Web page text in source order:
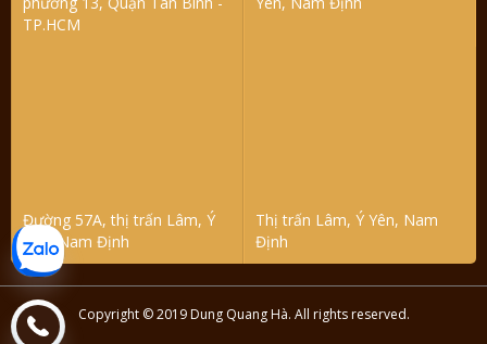
TP.HCM
Đường 57A, thị trấn Lâm, Ý
Yên, Nam Định
Thị trấn Lâm, Ý Yên, Nam
Định
Copyright © 2019 Dung Quang Hà. All rights reserved.